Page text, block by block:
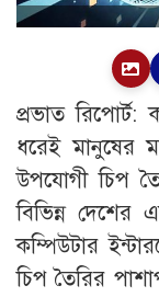
প্রভাত রিপোর্ট:
ধরেই মানুষের
উপযোগী চিপ
বিভিন্ন দেশের
কম্পিউটার
চিপ তৈরির